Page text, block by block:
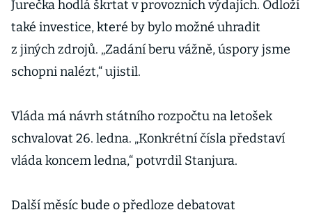
Jurečka hodlá škrtat v provozních výdajích. Odloží
také investice, které by bylo možné uhradit
z jiných zdrojů. „Zadání beru vážně, úspory jsme
schopni nalézt,“ ujistil.
Vláda má návrh státního rozpočtu na letošek
schvalovat 26. ledna. „Konkrétní čísla představí
vláda koncem ledna,“ potvrdil Stanjura.
Další měsíc bude o předloze debatovat